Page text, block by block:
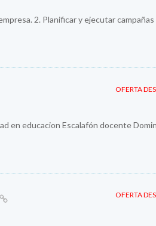
2. Planificar y ejecutar campañas
OFERTA
en educacion Escalafón docente
OFERTA